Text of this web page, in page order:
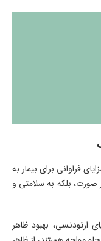
فراوانی برای بیمار به
صورت، بلکه به سلامتی و
ارتودنسی، بهبود ظاهر